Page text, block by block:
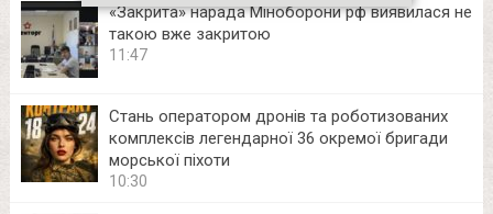
«Закрита» нарада Міноборони рф виявилася не
такою вже закритою
11:47
Стань оператором дронів та роботизованих
комплексів легендарної 36 окремої бригади
морської піхоти
10:30